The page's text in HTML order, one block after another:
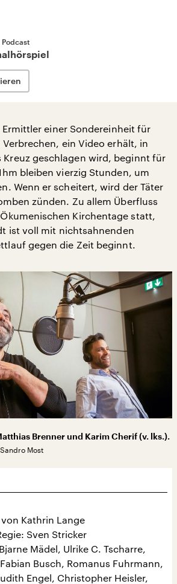
Podcast
Ermittler einer Sondereinheit für
ein Video erhält, in
Kreuz geschlagen wird, beginnt für
bleiben vierzig Stunden, um
Wenn er scheitert, wird der Täter
zünden. Zu allem Überfluss
Kirchentage statt,
ist voll mit nichtsahnenden
gegen die Zeit beginnt.
Brenner und Karim Cherif (v. lks.).
Most
Kathrin Lange
Sven Stricker
Mädel, Ulrike C. Tscharre,
Busch, Romanus Fuhrmann,
Engel, Christopher Heisler,